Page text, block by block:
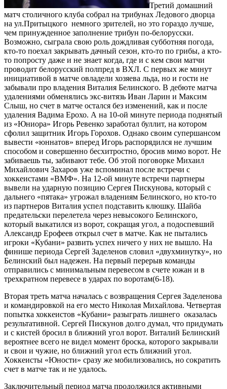
Третий домашний
матч столичного клуба собрал на трибунах Ледового дворца
на ул.Притыцкого немного зрителей, но это гораздо лучше,
чем принужденное заполнение трибун по-белорусски.
Возможно, сыграла свою роль дождливая субботняя погода,
кто-то поехал закрывать дачный сезон, кто-то по грибы, а кто-
то попросту даже и не знает когда, где и с кем свои матчи
проводит белорусский полпред в ВХЛ. С первых же минут
инициативой в матче овладели хозяева льда, но и гости не
забывали про владения Виталия Белинского. В дебюте матча
удалениями обменялись экс-витязь Иван Ларин и Максим
Слыш, но счет в матче остался без изменений, как и после
удаления Вадима Ерохо. А на 10-ой минуте периода поднятый
из «Юниора» Игорь Ревенко заработал буллит, на котором
сфолил защитник Игорь Горохов. Однако своим супершансом
вывести «юннатов» вперед Игорь распорядился не лучшим
способом и совершенно бесхитростно, бросив мимо ворот. Не
забиваешь ты, забивают тебе. Об этой поговорке Михаил
Михайлович Захаров уже вспоминал после встречи с
хоккеистами «ВМФ». На 12-ой минуте встречи партнеры
вывели на ударную позицию Сергея Пискунова, который с
дальнего «пятака» угрожал владениям Белинского, но кто-то
из партнеров Виталия успел подставить клюшку. Шайба
предательски перелетела через невысокого Белинского,
который выкатился из ворот, сокращая угол, а подоспевший
Александр Ерофеев открыл счет в матче. Как не пытались
игроки «Кубани» развить успех ничего у них не вышло. На
финише периода Сергей Заделенов словил «двухминутку», но
Белинский был надежен. На первый перерыв команды
отправились с минимальным перевесом в счете южан и в
трехкратном перевесе в ударах по воротам(6-18).
Вторая треть матча началась с возвращения Сергея Заделенова
и командировкой на его место Николая Михайлова. Четвертая
попытка хоккеистов «Кубани» разыграть лишнего оказалась
результативной. Сергей Пискунов долго думал, что придумать
и с кистей бросил в ближний угол ворот. Виталий Белинский
вероятнее всего не видел момент броска, которого закрывали
и свои и чужие, но ближний угол есть ближний угол.
Хоккеисты «Юности» сразу же мобилизовались, но сократить
счет в матче так и не удалось.
Заключительный период матча продолжился активными